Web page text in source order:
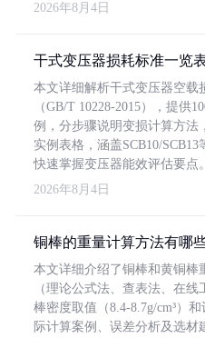
2026年8月4日
干式变压器损耗标准一览
本文详细解析干式变压器空载
（GB/T 10228-2015），提供
例，分步骤说明变损计算方法
实例表格，涵盖SCB10/
快速掌握变压器能效评估要点。
2026年8月4日
铜棒的重量计算方法有哪
本文详细介绍了铜棒和黄铜棒
（理论公式法、查表法、在
棒密度取值（8.4-8.7g/cm³）
际计算案例、误差分析及选材